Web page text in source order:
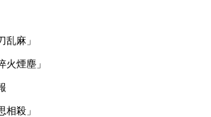
乱麻」
火煙塵」
相殺」